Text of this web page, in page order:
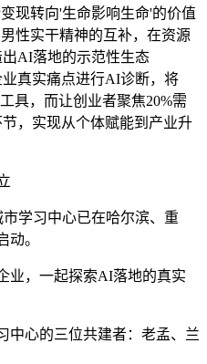
现转向'生命影响生命'的价值
性实干精神的互补，在资源
AI落地的示范性生态
真实痛点进行AI诊断，将
具，而让创业者聚焦20%需
，实现从个体赋能到产业升
学习中心已在哈尔滨、重
动。
业，一起探索AI落地的真实
中心的三位共建者：老孟、兰